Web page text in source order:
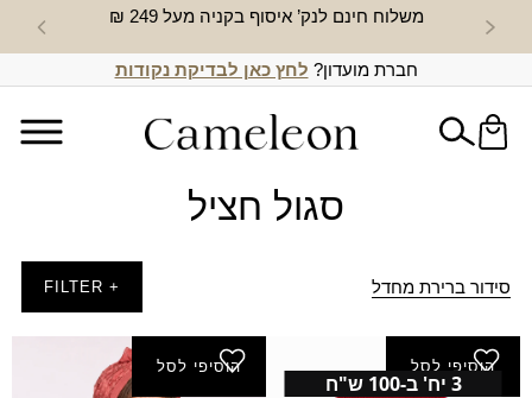
משלוח חינם לנק’ איסוף בקניה מעל 249 ₪ חדש
חברת מועדון? לחץ כאן לבדיקת נקודות
סגול חציל
סידור ברירת מחדל + FILTER
3 יח' ב-100 ש"ח
הוסיפי לסל הוסיפי לסל